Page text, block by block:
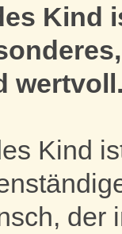
Kind
Kind
der